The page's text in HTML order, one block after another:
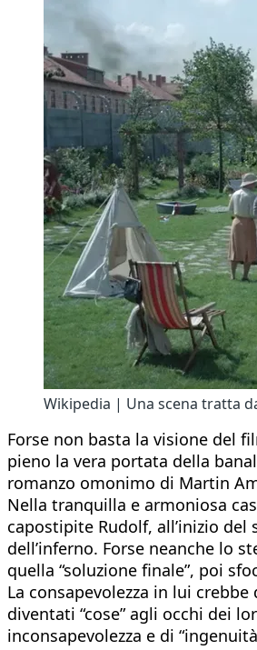
Wikipedia | Una scena tratta
Forse non basta la visione del
pieno la vera portata della
romanzo omonimo di Martin
Nella tranquilla e armoniosa
capostipite Rudolf, all’inizio
dell’inferno. Forse neanche lo
quella “soluzione finale”, poi
La consapevolezza in lui
diventati “cose” agli occhi dei
inconsapevolezza e di